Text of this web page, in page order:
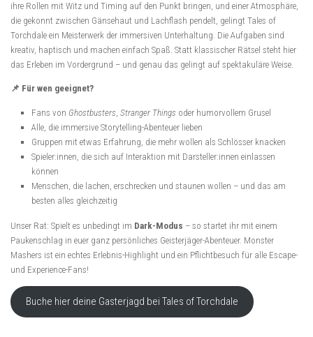
ihre Rollen mit Witz und Timing auf den Punkt bringen, und einer Atmosphäre,
die gekonnt zwischen Gänsehaut und Lachflash pendelt, gelingt Tales of
Torchdale ein Meisterwerk der immersiven Unterhaltung. Die Aufgaben sind
kreativ, haptisch und machen einfach Spaß. Statt klassischer Rätsel steht hier
das Erleben im Vordergrund – und genau das gelingt auf spektakuläre Weise.
📌 Für wen geeignet?
Fans von Ghostbusters Stranger Things oder humorvollem Grusel
Alle, die immersive Storytelling-Abenteuer lieben
Gruppen mit etwas Erfahrung, die mehr wollen als Schlösser knacken
Spieler:innen, die sich auf Interaktion mit Darsteller:innen einlassen
können
Menschen, die lachen, erschrecken und staunen wollen – und das am
besten alles gleichzeitig
Unser Rat: Spielt es unbedingt im Dark-Modus – so startet ihr mit einem
Paukenschlag in euer ganz persönliches Geisterjäger-Abenteuer. Monster
Mashers ist ein echtes Erlebnis-Highlight und ein Pflichtbesuch für alle Escape-
und Experience-Fans!
Buche hier deine Gasterjagd bei Tales of Torchdale